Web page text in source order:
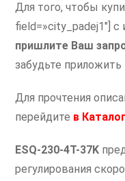
Для того, чтобы
field=»city_padej1″]
пришлите Ваш
забудьте
Для прочтения
перейдите в Каталог
ESQ-230-4T-37K
регулирования